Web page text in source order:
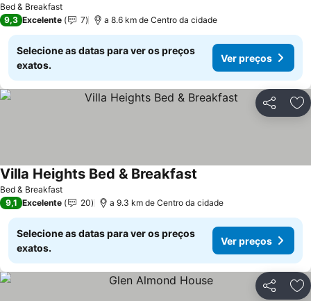
Bed & Breakfast
9,3 Excelente 7 a 8.6 km de Centro da cidade
Selecione as datas para ver os preços
exatos.
Ver preços
Partilhar
Bed & Breakfast
Villa Heights Bed & Breakfast
9,1 Excelente 20 a 9.3 km de Centro da cidade
Selecione as datas para ver os preços
exatos.
Ver preços
Partilhar